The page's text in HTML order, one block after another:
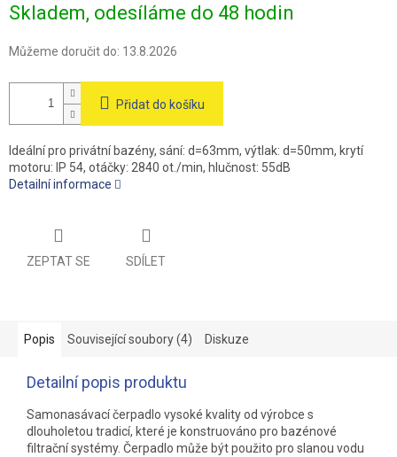
cena:
Skladem, odesíláme do 48 hodin
Můžeme doručit do: 13.8.2026
Přidat do košíku
Ideální pro privátní bazény, sání: d=63mm, výtlak: d=50mm, krytí
motoru: IP 54, otáčky: 2840 ot./min, hlučnost: 55dB
Detailní informace
ZEPTAT SE SDÍLET
Popis Související soubory (4) Diskuze
Detailní popis produktu
Samonasávací čerpadlo vysoké kvality od výrobce s
dlouholetou tradicí, které je konstruováno pro bazénové
filtrační systémy. Čerpadlo může být použito pro slanou vodu